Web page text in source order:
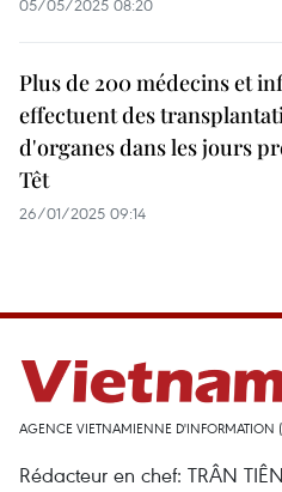
05/05/2025 08:20
Plus de 200 médecins et
effectuent des
d'organes dans les jours
Têt
26/01/2025 09:14
AGENCE VIETNAMIENNE D'INFORMATION
Rédacteur en chef: TRÂN